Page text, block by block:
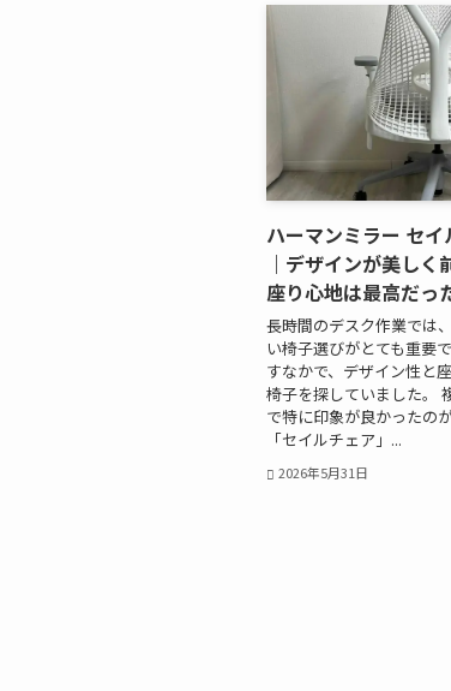
ハーマンミラー セ
｜デザインが美し
座り心地は最高だっ
長時間のデスク作業では
い椅子選びがとても重要
すなかで、デザイン性と
椅子を探していました。
で特に印象が良かったの
「セイルチェア」...
2026年5月31日